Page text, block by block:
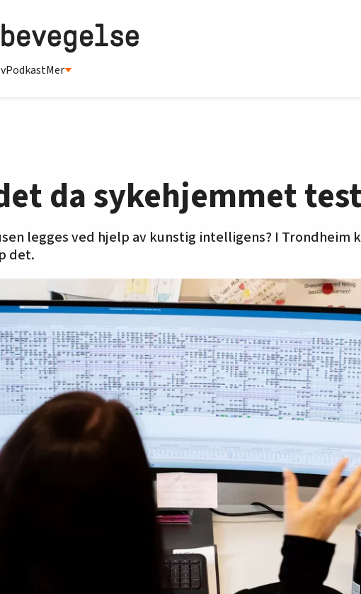
PodkastMer
da sykehjemmet
legges ved hjelp av kunstig intelligens? I Trondheim
det.